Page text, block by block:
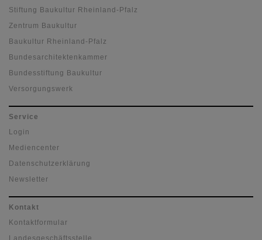
Stiftung Baukultur Rheinland-Pfalz
Zentrum Baukultur
Baukultur Rheinland-Pfalz
Bundesarchitektenkammer
Bundesstiftung Baukultur
Versorgungswerk
Service
Login
Mediencenter
Datenschutzerklärung
Newsletter
Kontakt
Kontaktformular
Landesgeschäftsstelle